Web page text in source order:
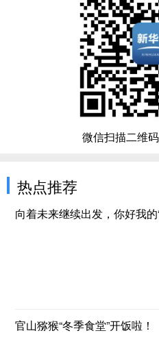
微信扫描二维
热点推荐
向着未来继续出发，你好我的
官山猕猴“冬季食堂”开饭啦！